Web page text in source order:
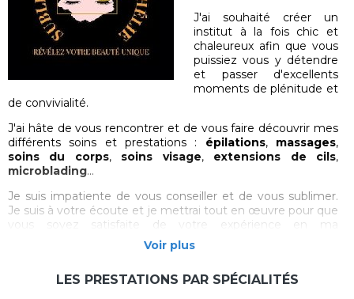
J'ai souhaité créer un
institut à la fois chic et
chaleureux afin que vous
puissiez vous y détendre
et passer d'excellents
moments de plénitude et
de convivialité.
J'ai hâte de vous rencontrer et de vous faire découvrir mes
différents soins et prestations : épilations, massages,
soins du corps, soins visage, extensions de cils,
microblading...
Je suis impatiente de vous conseiller et de vous sublimer.
Je suis à votre écoute et je mettrai tout en œuvre pour que
vous soyez satisfaite de votre expérience en ma
des promotions auront lieu régulièrement. Vous en serez
Voir plus
LES PRESTATIONS PAR SPÉCIALITÉS